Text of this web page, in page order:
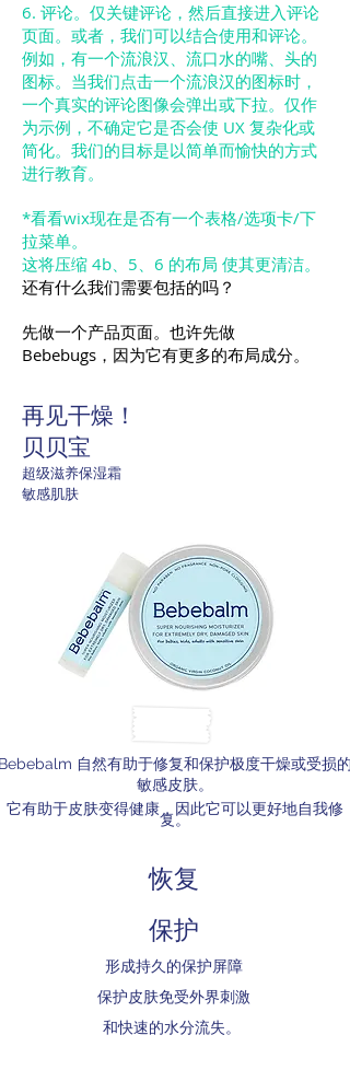
6. 评论。仅关键评论，然后直接进入评论
页面。或者，我们可以结合使用和评论。
例如，有一个流浪汉、流口水的嘴、头的
图标。当我们点击一个流浪汉的图标时，
一个真实的评论图像会弹出或下拉。仅作
为示例，不确定它是否会使 UX 复杂化或
简化。我们的目标是以简单而愉快的方式
进行教育。
*看看wix现在是否有一个表格/选项卡/下
拉菜单。
这将压缩 4b、5、6 的布局 使其更清洁。
还有什么我们需要包括的吗？
先做一个产品页面。也许先做
Bebebugs，因为它有更多的布局成分。
再见干燥！
贝贝宝
超级滋养保湿霜
敏感肌肤
自然有助于修复和保护极度干燥或受损的
敏感皮肤。
它有助于皮肤变得健康，因此它可以更好地自我修
复。
恢复
保护
形成持久的保护屏障
保护皮肤免受外界刺激
和快速的水分流失。